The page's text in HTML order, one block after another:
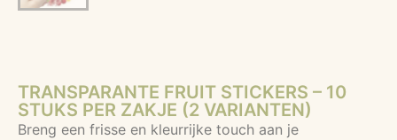
TRANSPARANTE FRUIT STICKERS – 10
STUKS PER ZAKJE (2 VARIANTEN)
Breng een frisse en kleurrijke touch aan je